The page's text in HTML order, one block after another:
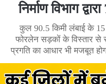
निर्माण विभाग
कुल 90.5 किमी लंबाई के 15
फोरलेन सड़कों के विस्तार से
प्रगति का आधार भी मजबूत